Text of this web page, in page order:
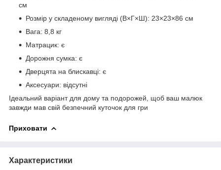
см
Розмір у складеному вигляді (В×Г×Ш): 23×23×86 см
Вага: 8,8 кг
Матрацик: є
Дорожня сумка: є
Дверцята на блискавці: є
Аксесуари: відсутні
Ідеальний варіант для дому та подорожей, щоб ваш малюк
завжди мав свій безпечний куточок для гри
Приховати
Характеристики